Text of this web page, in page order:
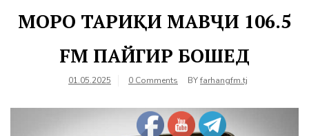
МОРО ТАРИҚИ МАВҶИ 106.5
FM ПАЙГИР БОШЕД
01.05.2025 0 Comments BYfarhangfm.tj